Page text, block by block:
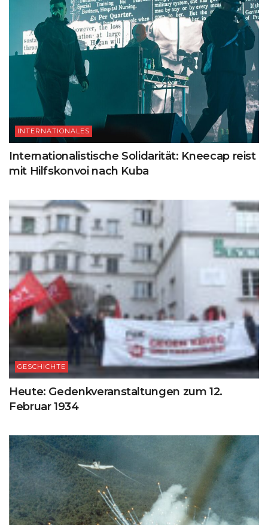
INTERNATIONALES
Internationalistische Solidarität: Kneecap reist
mit Hilfskonvoi nach Kuba
GESCHICHTE
Heute: Gedenkveranstaltungen zum 12.
Februar 1934